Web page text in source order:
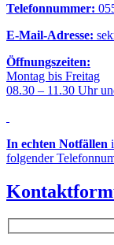
Telefonnummer:
E-Mail-Adresse:
Öffnungszeiten:
Montag bis Freitag
08.30 – 11.30 Uhr
In echten Notfällen
folgender